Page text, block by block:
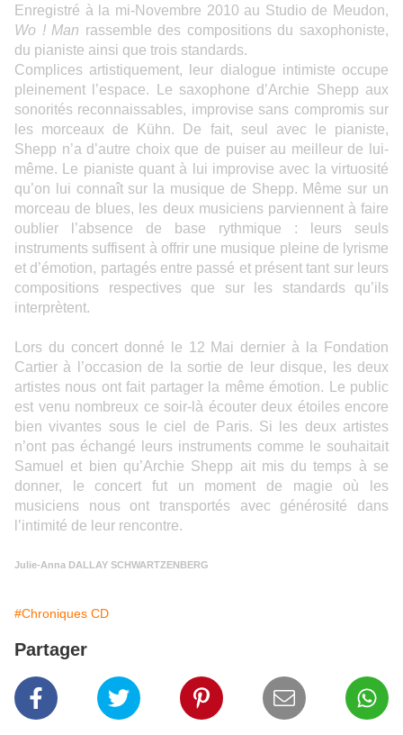
Enregistré à la mi-Novembre 2010 au Studio de Meudon,
Wo ! Man rassemble des compositions du saxophoniste,
du pianiste ainsi que trois standards.
Complices artistiquement, leur dialogue intimiste occupe
pleinement l’espace. Le saxophone d’Archie Shepp aux
sonorités reconnaissables, improvise sans compromis sur
les morceaux de Kühn. De fait, seul avec le pianiste,
Shepp n’a d’autre choix que de puiser au meilleur de lui-
même. Le pianiste quant à lui improvise avec la virtuosité
qu’on lui connaît sur la musique de Shepp. Même sur un
morceau de blues, les deux musiciens parviennent à faire
oublier l’absence de base rythmique : leurs seuls
instruments suffisent à offrir une musique pleine de lyrisme
et d’émotion, partagés entre passé et présent tant sur leurs
compositions respectives que sur les standards qu’ils
interprètent.
Lors du concert donné le 12 Mai dernier à la Fondation
Cartier à l’occasion de la sortie de leur disque, les deux
artistes nous ont fait partager la même émotion. Le public
est venu nombreux ce soir-là écouter deux étoiles encore
bien vivantes sous le ciel de Paris. Si les deux artistes
n’ont pas échangé leurs instruments comme le souhaitait
Samuel et bien qu’Archie Shepp ait mis du temps à se
donner, le concert fut un moment de magie où les
musiciens nous ont transportés avec générosité dans
l’intimité de leur rencontre.
Julie-Anna DALLAY SCHWARTZENBERG
#Chroniques CD
Partager